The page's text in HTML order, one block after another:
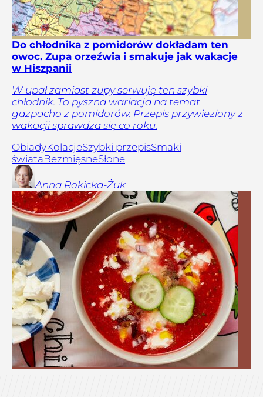
Do chłodnika z pomidorów dokładam ten
owoc. Zupa orzeźwia i smakuje jak wakacje
w Hiszpanii
W upał zamiast zupy serwuję ten szybki
chłodnik. To pyszna wariacja na temat
gazpacho z pomidorów. Przepis przywieziony z
wakacji sprawdza się co roku.
ObiadyKolacjeSzybki przepisSmaki
świataBezmięsneSłone
Anna Rokicka-Żuk